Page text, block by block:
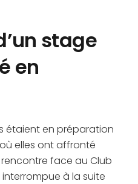
stage
en
étaient en préparation
elles ont affronté
rencontre face au Club
à la suite